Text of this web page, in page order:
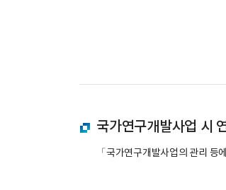
국가연구개발사업 시
「국가연구개발사업의 관리 등